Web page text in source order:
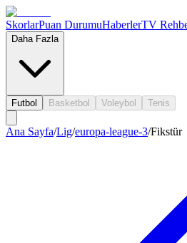
SkorlarPuan DurumuHaberlerTV
Daha Fazla
Futbol Basketbol Voleybol Tenis
Ana Sayfa/Lig/europa-league-3/Fikstür